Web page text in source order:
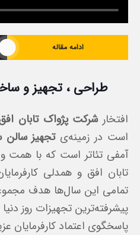
ادامه مقاله
طراحی ، تجهیز و
افتخارشرکت پژواک تابان
است در زمینه‌یتجهیز
آمفی تئاتر است که با همت
تابان افق و همدلی
تمامی این سال‌ها هدف
پیشرفته‌ترین تجهیزات روز دنیا
پاسخگوی اعتماد کارفرمایان